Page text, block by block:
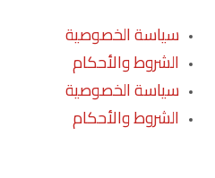
سياسة الخصوصية
الشروط والأحكام
سياسة الخصوصية
الشروط والأحكام